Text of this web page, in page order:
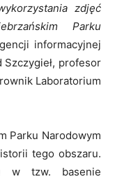
zdjęć
Parku
informacyjnej
profesor
Laboratorium
Parku Narodowym
tego obszaru.
w tzw. basenie